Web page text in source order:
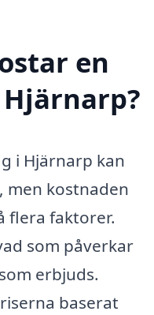
en
i Hjärnarp kan
men kostnaden
flera faktorer.
som påverkar
erbjuds.
baserat